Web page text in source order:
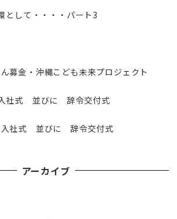
として・・・・パート3
ん募金・沖縄こども未来プロジェクト
社式 並びに 辞令交付式
社式 並びに 辞令交付式
アーカイブ